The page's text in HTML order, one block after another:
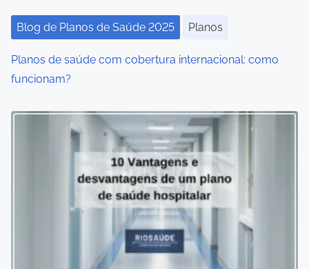
Blog de Planos de Saúde 2025 Planos
Planos de saúde com cobertura internacional: como
funcionam?